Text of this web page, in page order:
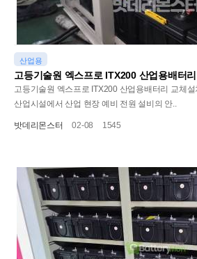
산업용
고등기술원 엑스프로 ITX200 산업용배터
고등기술원 엑스프로 ITX200 산업용배터리 교체
산업시설에서 산업 현장 예비 전원 설비의 안..
밧데리몬스터 02-08 1545